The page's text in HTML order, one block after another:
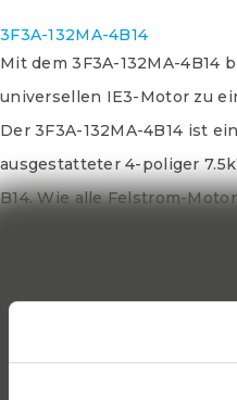
3F3A-132MA-4B14
Mit dem 3F3A-132MA-
universellen IE3-Motor zu
Der 3F3A-132MA-4B14 ist
ausgestatteter 4-poliger
B14. Wie alle Felstrom-
Identifikationsschild fr
Motoren zeichnen sich